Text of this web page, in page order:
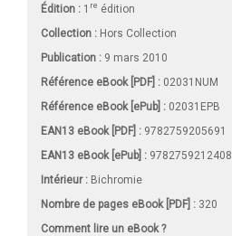
Édition : 1 re édition
Collection : Hors Collection
Publication : 9 mars 2010
Référence eBook [PDF] : 02031NUM
Référence eBook [ePub] : 02031EPB
EAN13 eBook [PDF] : 9782759205691
EAN13 eBook [ePub] : 9782759212408
Intérieur : Bichromie
Nombre de pages eBook [PDF] : 320
Comment lire un eBook ?